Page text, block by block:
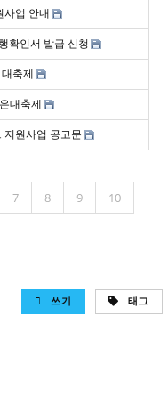
사업 안내
확인서 발급 신청
축제
대축제
지원사업 공고문
7 8 9 10
쓰기 태그